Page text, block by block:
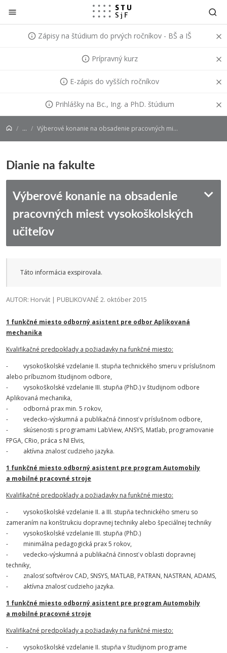
Prejsť na obsah
Zápisy na štúdium do prvých ročníkov - BŠ a IŠ
Prípravný kurz
E-zápis do vyšších ročníkov
Prihlášky na Bc., Ing. a PhD. štúdium
... Výberové konanie na obsadenie pracovných miest vysokoškolských učiteľov
Dianie na fakulte
Výberové konanie na obsadenie
pracovných miest vysokoškolských
učiteľov
Táto informácia exspirovala.
AUTOR: Horvát | PUBLIKOVANÉ 2. október 2015
1 funkčné miesto odborný asistent pre odbor Aplikovaná
mechanika
Kvalifikačné predpoklady a požiadavky na funkčné miesto:
- vysokoškolské vzdelanie II. stupňa technického smeru v príslušnom
alebo príbuznom študijnom odbore,
- vysokoškolské vzdelanie III. stupňa (PhD.) v študijnom odbore
Aplikovaná mechanika,
- odborná prax min. 5 rokov,
- vedecko-výskumná a publikačná činnosť v príslušnom odbore,
- skúsenosti s programami LabView, ANSYS, Matlab, programovanie
FPGA, CRio, práca s NI Elvis,
- aktívna znalosť cudzieho jazyka.
1 funkčné miesto odborný asistent pre program Automobily
a mobilné pracovné stroje
Kvalifikačné predpoklady a požiadavky na funkčné miesto:
- vysokoškolské vzdelanie II. a III. stupňa technického smeru so
zameraním na konštrukciu dopravnej techniky alebo špeciálnej techniky
- vysokoškolské vzdelanie III. stupňa (PhD.)
- minimálna pedagogická prax 5 rokov,
- vedecko-výskumná a publikačná činnosť v oblasti dopravnej
techniky,
- znalosť softvérov CAD, SNSYS, MATLAB, PATRAN, NASTRAN, ADAMS,
- aktívna znalosť cudzieho jazyka.
1 funkčné miesto odborný asistent pre program Automobily
a mobilné pracovné stroje
Kvalifikačné predpoklady a požiadavky na funkčné miesto:
- vysokoškolské vzdelanie II. stupňa v študijnom programe